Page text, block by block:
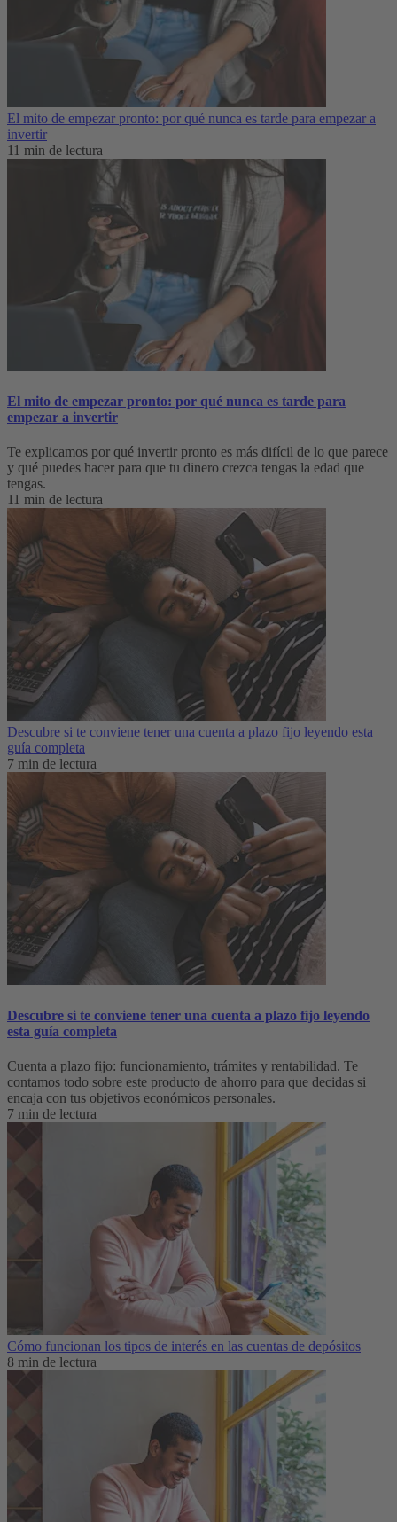
El mito de empezar pronto: por qué nunca es tarde para empezar a
invertir
11 min de lectura
El mito de empezar pronto: por qué nunca es tarde para
empezar a invertir
Te explicamos por qué invertir pronto es más difícil de lo que parece
y qué puedes hacer para que tu dinero crezca tengas la edad que
tengas.
11 min de lectura
Descubre si te conviene tener una cuenta a plazo fijo leyendo esta
guía completa
7 min de lectura
Descubre si te conviene tener una cuenta a plazo fijo leyendo
esta guía completa
Cuenta a plazo fijo: funcionamiento, trámites y rentabilidad. Te
contamos todo sobre este producto de ahorro para que decidas si
encaja con tus objetivos económicos personales.
7 min de lectura
Cómo funcionan los tipos de interés en las cuentas de depósitos
8 min de lectura